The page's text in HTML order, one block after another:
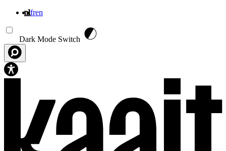
nlfren
Dark Mode Switch